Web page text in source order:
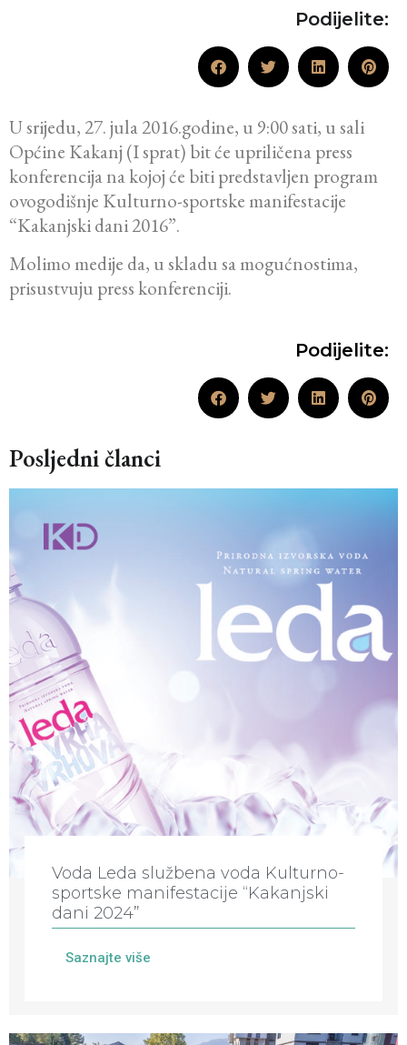
Podijelite:
U srijedu, 27. jula 2016.godine, u 9:00 sati, u sali
Općine Kakanj (I sprat) bit će upriličena press
konferencija na kojoj će biti predstavljen program
ovogodišnje Kulturno-sportske manifestacije
“Kakanjski dani 2016”.
Molimo medije da, u skladu sa mogućnostima,
prisustvuju press konferenciji.
Podijelite:
Posljedni članci
Voda Leda službena voda Kulturno-
sportske manifestacije “Kakanjski
dani 2024”
Saznajte više